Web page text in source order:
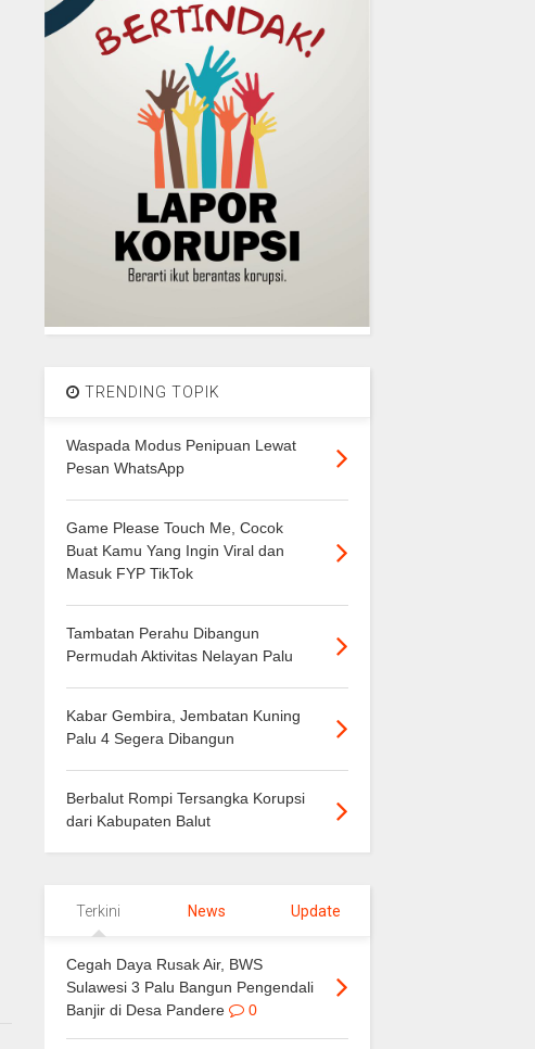
TRENDING TOPIK
Waspada Modus Penipuan Lewat
Pesan WhatsApp
Game Please Touch Me, Cocok
Buat Kamu Yang Ingin Viral dan
Masuk FYP TikTok
Tambatan Perahu Dibangun
Permudah Aktivitas Nelayan Palu
Kabar Gembira, Jembatan Kuning
Palu 4 Segera Dibangun
Berbalut Rompi Tersangka Korupsi
dari Kabupaten Balut
Terkini News Update
Cegah Daya Rusak Air, BWS
Sulawesi 3 Palu Bangun Pengendali
Banjir di Desa Pandere
0